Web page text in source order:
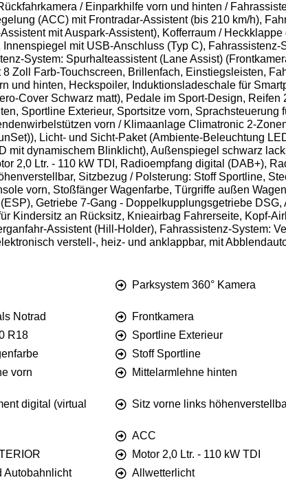
/ Einparkhilfe vorn und hinten /
(ACC) mit Frontradar-Assistent (bis 210 km/h),
mit Auspark-Assistent), Kofferraum /
mit USB-Anschluss (Typ C), Fahrassistenz-
System: Spurhalteassistent (Lane Assist)
Zoll Farb-Touchscreen, Brillenfach, Einstiegsleisten,
und hinten, Heckspoiler, Induktionsladeschale für
Cover Schwarz matt), Pedale im Sport-Design, Reifen
Sportline Exterieur, Sportsitze vorn, Sprachsteuerung
vorn / Klimaanlage Climatronic 2-
Licht- und Sicht-Paket (Ambiente-Beleuchtung
mit dynamischem Blinklicht), Außenspiegel schwarz
2,0 Ltr. - 110 kW TDI, Radioempfang digital (DAB+),
Sitzbezug / Polsterung: Stoff Sportline,
vorn, Stoßfänger Wagenfarbe, Türgriffe außen
Getriebe 7-Gang - Doppelkupplungsgetriebe
Kindersitz an Rücksitz, Knieairbag Fahrerseite, Kopf-
Assistent (Hill-Holder), Fahrassistenz-System:
verstell-, heiz- und anklappbar, mit
Parksystem 360° Kamera
Notrad Frontkamera
R18 Sportline Exterieur
Stoff Sportline
vorn Mittelarmlehne hinten
digital (virtual
Sitz vorne links
ACC
Motor 2,0 Ltr. - 110 kW TDI
Autobahnlicht Allwetterlicht